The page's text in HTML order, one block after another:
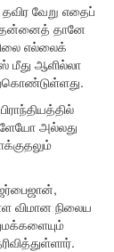
தவிர வேறு எதைப்
தன்னைத் தானே
எல்லைக்
மீது ஆளில்லா
அல்லது
விமான நிலைய